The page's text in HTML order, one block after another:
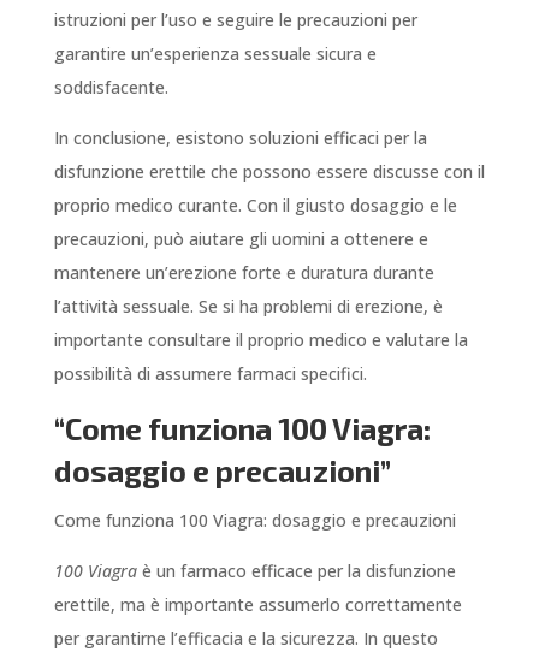
istruzioni per l’uso e seguire le precauzioni per
garantire un’esperienza sessuale sicura e
soddisfacente.
In conclusione, esistono soluzioni efficaci per la
disfunzione erettile che possono essere discusse con il
proprio medico curante. Con il giusto dosaggio e le
precauzioni, può aiutare gli uomini a ottenere e
mantenere un’erezione forte e duratura durante
l’attività sessuale. Se si ha problemi di erezione, è
importante consultare il proprio medico e valutare la
possibilità di assumere farmaci specifici.
“Come funziona 100 Viagra:
dosaggio e precauzioni”
Come funziona 100 Viagra: dosaggio e precauzioni
100 Viagraè un farmaco efficace per la disfunzione
erettile, ma è importante assumerlo correttamente
per garantirne l’efficacia e la sicurezza. In questo